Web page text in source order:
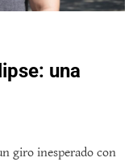
una
giro inesperado con